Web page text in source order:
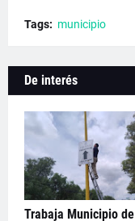
Tags: municipio
De interés
Trabaja Municipio de